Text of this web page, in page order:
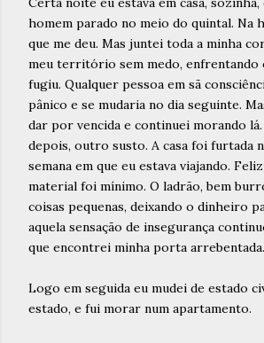
homem parado no meio do quintal. Na
que me deu. Mas juntei toda a minha
meu território sem medo, enfrentando
fugiu. Qualquer pessoa em sã
pânico e se mudaria no dia seguinte.
dar por vencida e continuei morando
depois, outro susto. A casa foi furtada
semana em que eu estava viajando.
material foi mínimo. O ladrão, bem
coisas pequenas, deixando o dinheiro
aquela sensação de insegurança
que encontrei minha porta arrebentada.
Logo em seguida eu mudei de estado
estado, e fui morar num apartamento.